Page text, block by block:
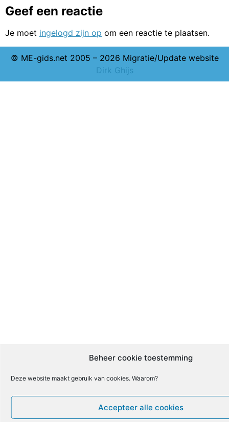
Beheer cookie toestemming
Deze website maakt gebruik van cookies. Waarom?
Accepteer alle cookies
Geef een reactie
Je moet ingelogd zijn op om een reactie te plaatsen.
© ME-gids.net 2005 – 2026 Migratie/Update website
Dirk Ghijs